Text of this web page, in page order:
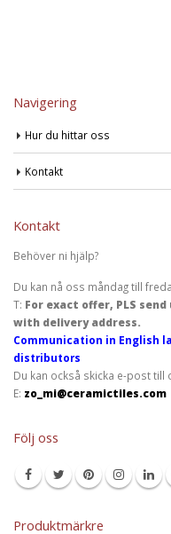
Navigering
Hur du hittar oss
Kontakt
Kontakt
Behöver ni hjälp?
Du kan nå oss måndag till
T: For exact offer, PLS
with delivery address.
Communication in English
distributors
Du kan också skicka e-post till
E: zo_mi@ceramictiles.com
Följ oss
Produktmärkre